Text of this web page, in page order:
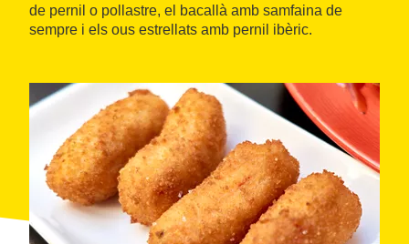
de pernil o pollastre, el bacallà amb samfaina de
sempre i els ous estrellats amb pernil ibèric.